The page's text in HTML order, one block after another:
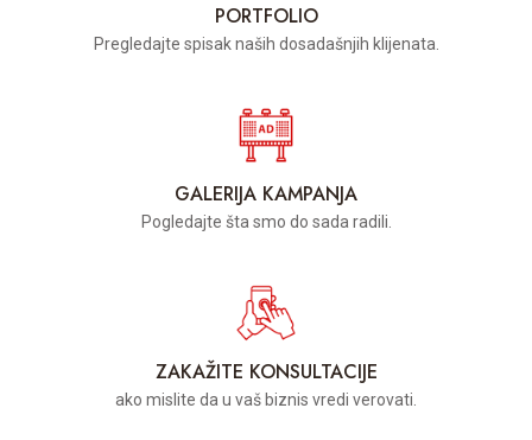
PORTFOLIO
Pregledajte spisak naših dosadašnjih klijenata.
GALERIJA KAMPANJA
Pogledajte šta smo do sada radili.
ZAKAŽITE KONSULTACIJE
ako mislite da u vaš biznis vredi verovati.